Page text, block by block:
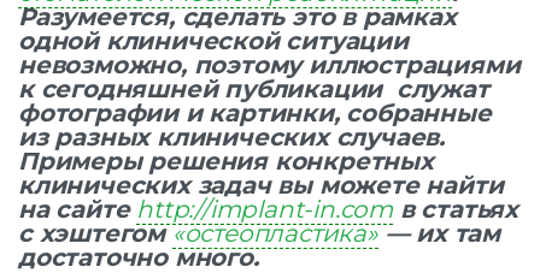
Разумеется, сделать это в рамках
одной клинической ситуации
невозможно, поэтому иллюстрациями
к сегодняшней публикации служат
фотографии и картинки, собранные
из разных клинических случаев.
Примеры решения конкретных
клинических задач вы можете найти
на сайте http://implant-in.com в статьях
с хэштегом«остеопластика»— их там
достаточно много.